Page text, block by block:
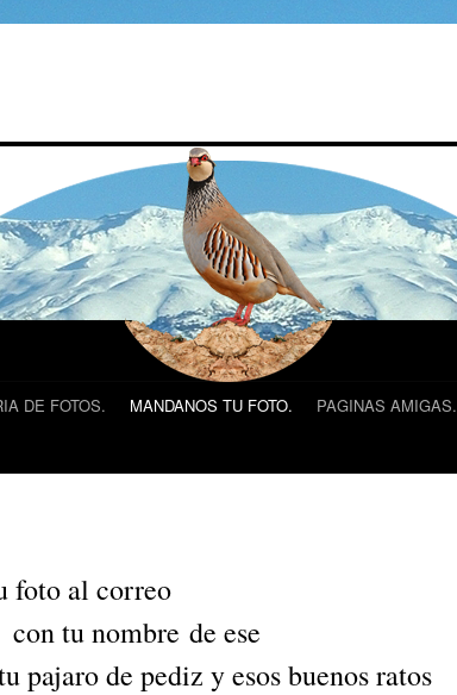
DE FOTOS. MANDANOS TU FOTO. PAGINAS AMIGAS.
al correo
con tu nombre de ese
pajaro de pediz y esos buenos ratos